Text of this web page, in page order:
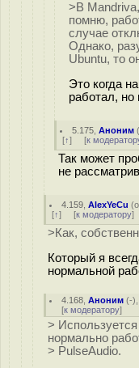
>В
помню,
случае
Однако,
Ubuntu, то
Это когда
работал, но
5.175 ,Аноним
[↑] [к
Так может
не
4.159 ,AlexYeCu (
[↑] [к модератору]
>Как,
Который я
нормальной
4.168 ,Аноним (-
[к модератору]
>
нормально
> PulseAudio.